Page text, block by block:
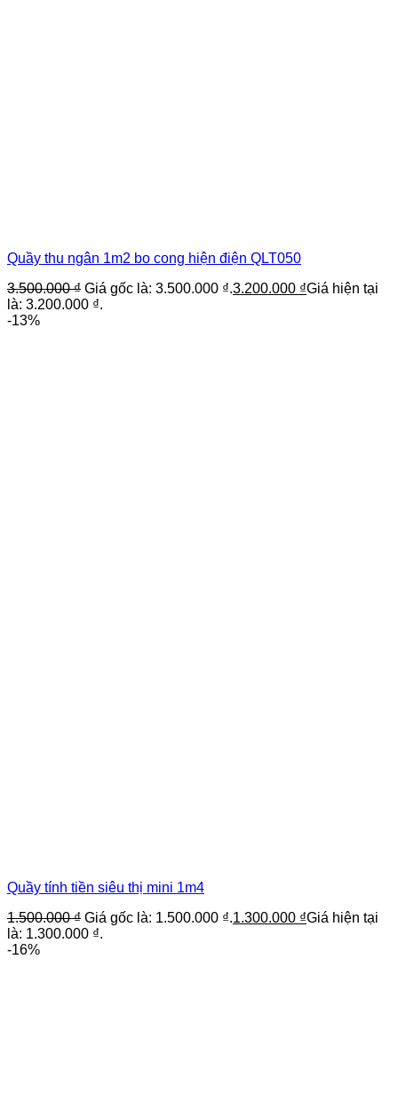
Quầy thu ngân 1m2 bo cong hiện điện QLT050
3.500.000₫ Giá gốc là: 3.500.000 ₫.3.200.000 ₫Giá hiện tại
là: 3.200.000 ₫.
-13%
Quầy tính tiền siêu thị mini 1m4
1.500.000₫ Giá gốc là: 1.500.000 ₫.1.300.000 ₫Giá hiện tại
là: 1.300.000 ₫.
-16%